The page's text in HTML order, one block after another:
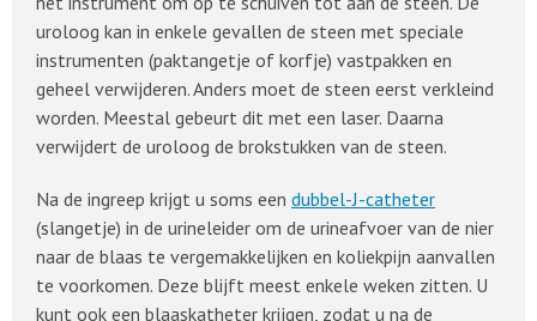
uroloog kan in enkele gevallen de steen met speciale
instrumenten (paktangetje of korfje) vastpakken en
geheel verwijderen. Anders moet de steen eerst verkleind
worden. Meestal gebeurt dit met een laser. Daarna
verwijdert de uroloog de brokstukken van de steen.
Na de ingreep krijgt u soms een dubbel-J-catheter
(slangetje) in de urineleider om de urineafvoer van de nier
naar de blaas te vergemakkelijken en koliekpijn aanvallen
te voorkomen. Deze blijft meest enkele weken zitten. U
kunt ook een blaaskatheter krijgen, zodat u na de